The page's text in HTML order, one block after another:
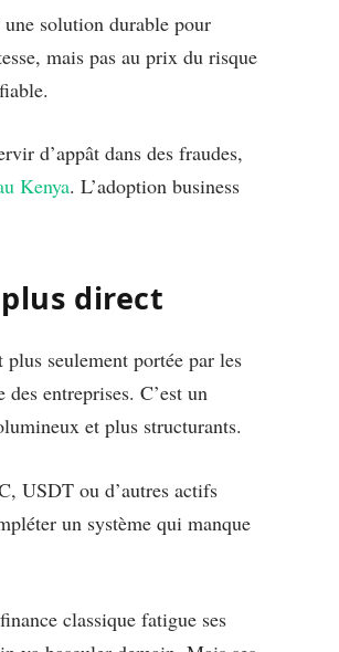
une solution durable pour
mais pas au prix du risque
d’appât dans des fraudes,
Kenya. L’adoption business
direct
seulement portée par les
entreprises. C’est un
et plus structurants.
USDT ou d’autres actifs
un système qui manque
classique fatigue ses